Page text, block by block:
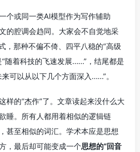
个或同一类AI模型作为写作辅助
的腔调会趋同。大家会不自觉地采
，那种不偏不倚、四平八稳的“高级
随着科技的飞速发展……”，结尾都是
可以从以下几个方面深入……”。
样的“杰作”了。文章读起来没什么大
睡。所有人都用着相似的逻辑链
甚至相似的词汇。学术本应是思想
，最后却可能变成一个思想的“回音